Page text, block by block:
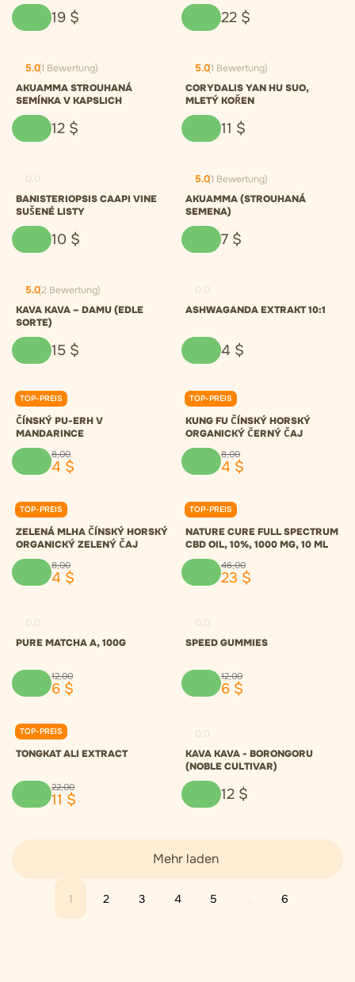
19 $ 22 $
5.0(1 Bewertung)
AKUAMMA STROUHANÁ
SEMÍNKA V KAPSLICH
12 $
5.0(1 Bewertung)
CORYDALIS YAN HU SUO,
MLETÝ KOŘEN
11 $
BANISTERIOPSIS CAAPI VINE
SUŠENÉ LISTY
10 $
5.0(1 Bewertung)
AKUAMMA (STROUHANÁ
SEMENA)
7 $
5.0(2 Bewertung)
KAVA KAVA – DAMU (EDLE
SORTE)
15 $
ASHWAGANDA EXTRAKT 10:1
4 $
TOP-PREIS
0.0
ČÍNSKÝ PU-ERH V
MANDARINCE
8,00
4 $
TOP-PREIS
0.0
KUNG FU ČÍNSKÝ HORSKÝ
ORGANICKÝ ČERNÝ ČAJ
8,00
4 $
TOP-PREIS
0.0
ZELENÁ MLHA ČÍNSKÝ HORSKÝ
ORGANICKÝ ZELENÝ ČAJ
8,00
4 $
TOP-PREIS
0.0
NATURE CURE FULL SPECTRUM
CBD OIL, 10%, 1000 MG, 10 ML
46,00
23 $
PURE MATCHA A, 100G
12,00
6 $
SPEED GUMMIES
12,00
6 $
TOP-PREIS
0.0
TONGKAT ALI EXTRACT
22,00
11 $
KAVA KAVA - BORONGORU
(NOBLE CULTIVAR)
12 $
1 2 3 4 5 ... 6
Mehr laden